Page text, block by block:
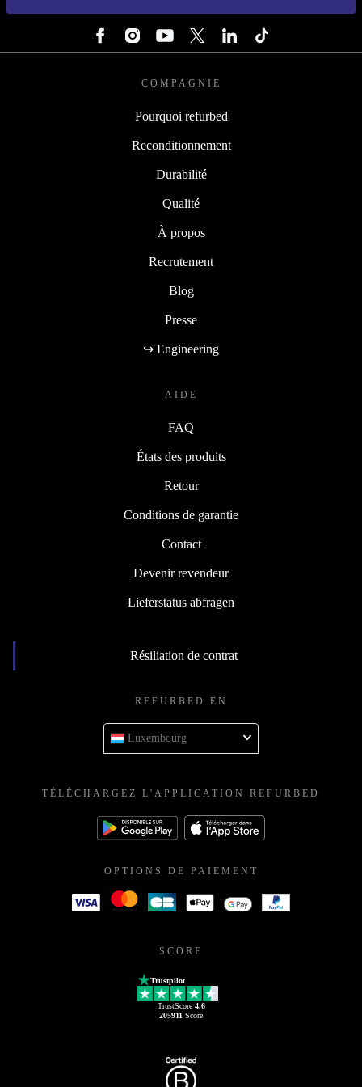
COMPAGNIE
Pourquoi refurbed
Reconditionnement
Durabilité
Qualité
À propos
Recrutement
Blog
Presse
↪ Engineering
AIDE
FAQ
États des produits
Retour
Conditions de garantie
Contact
Devenir revendeur
Lieferstatus abfragen
Résiliation de contrat
REFURBED EN
Luxembourg
TÉLÉCHARGEZ L'APPLICATION REFURBED
OPTIONS DE PAIEMENT
SCORE
Trustpilot
TrustScore 4.6
205911 Score